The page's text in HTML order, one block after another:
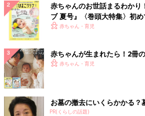
赤ちゃんのお世話まるわかり
ブ 夏号』〈巻頭大特集〉初
く！ おっぱい・ミルクの基本
赤ちゃん・育児
赤ちゃんが生まれたら！2冊
赤ちゃん・育児
お墓の撤去にいくらかかる？
PR(くらしの話題)